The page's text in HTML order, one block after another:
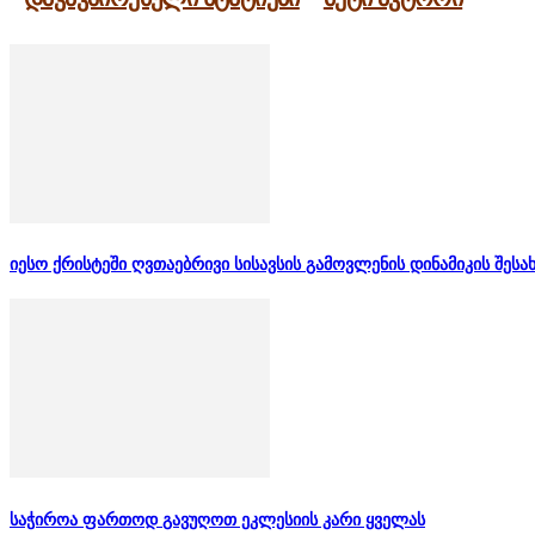
იესო ქრისტეში ღვთაებრივი სისავსის გამოვლენის დინამიკის
საჭიროა ფართოდ გავუღოთ ეკლესიის კარი ყველას